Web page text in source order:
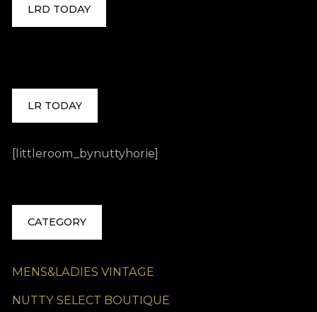
LRD TODAY
LR TODAY
[littleroom_bynuttyhorie]
CATEGORY
MENS&LADIES VINTAGE
NUTTY SELECT BOUTIQUE